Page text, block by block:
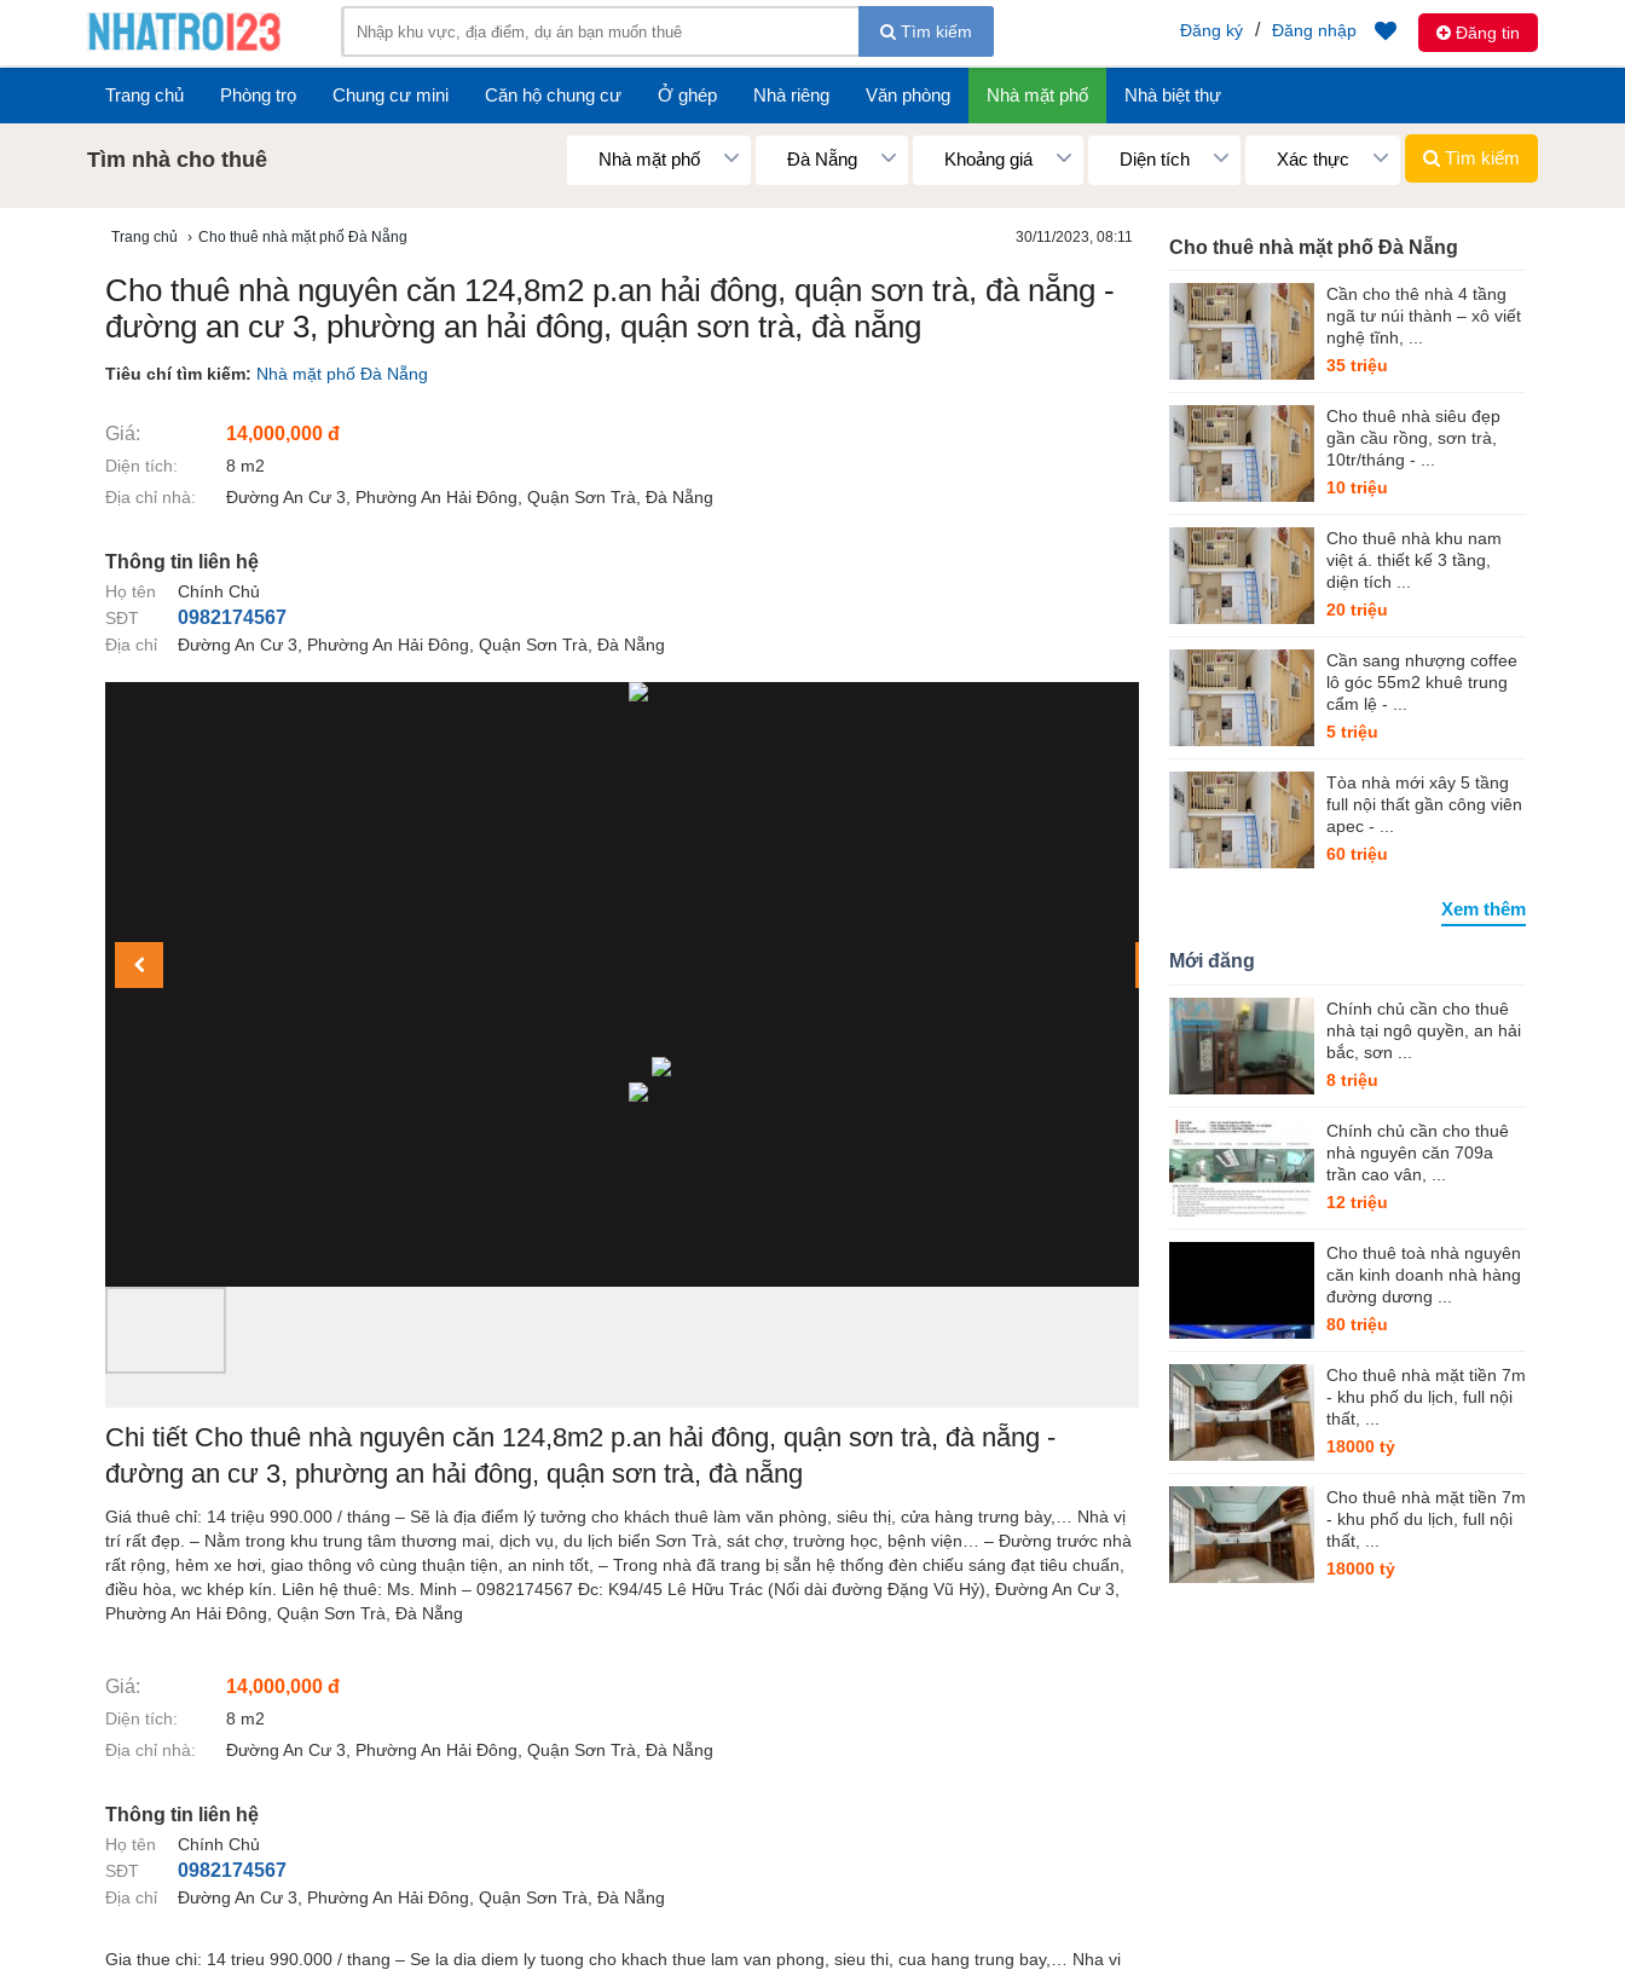
Tìm kiếm Đăng tin
Đăng nhập
/
Đăng ký
Trang chủ Phòng trọ Chung cư mini Căn hộ chung cư Ở ghép Nhà riêng Văn phòng Nhà mặt phố Nhà biệt thự
Tìm nhà cho thuê Nhà mặt phố Đà Nẵng Khoảng giá Diện tích Xác thực Tìm kiếm
Trang chủ › Cho thuê nhà mặt phố Đà Nẵng 30/11/2023, 08:11
Cho thuê nhà nguyên căn 124,8m2 p.an hải đông, quận sơn trà, đà nẵng -
đường an cư 3, phường an hải đông, quận sơn trà, đà nẵng
Tiêu chí tìm kiếm: Nhà mặt phố Đà Nẵng
Giá: 14,000,000 đ
Diện tích:
8 m2
Địa chỉ nhà:
Đường An Cư 3, Phường An Hải Đông, Quận Sơn Trà, Đà Nẵng
Thông tin liên hệ
Họ tên
Chính Chủ
SĐT
0982174567
Địa chỉ Đường An Cư 3, Phường An Hải Đông, Quận Sơn Trà, Đà Nẵng
Chi tiết Cho thuê nhà nguyên căn 124,8m2 p.an hải đông, quận sơn trà, đà nẵng -
đường an cư 3, phường an hải đông, quận sơn trà, đà nẵng
Giá thuê chỉ: 14 triệu 990.000 / tháng – Sẽ là địa điểm lý tưởng cho khách thuê làm văn phòng, siêu thị, cửa hàng trưng bày,… Nhà vị
trí rất đẹp. – Nằm trong khu trung ​tâm thương mai, dịch vụ, du lịch biển Sơn Trà, sát chợ, trường học, bệnh viện… – Đường trước nhà
rất rộng, hẻm xe hơi, giao thông vô cùng thuận tiện, an ninh tốt, – Trong nhà đã trang bị sẵn hệ thống đèn chiếu sáng đạt tiêu chuẩn,
điều hòa, wc khép kín. Liên hệ thuê: Ms. Minh – 0982174567 Đc: K94/45 Lê Hữu Trác (Nối dài đường Đặng Vũ Hỷ), Đường An Cư 3,
Phường An Hải Đông, Quận Sơn Trà, Đà Nẵng
Giá: 14,000,000 đ
Diện tích:
8 m2
Địa chỉ nhà:
Đường An Cư 3, Phường An Hải Đông, Quận Sơn Trà, Đà Nẵng
Thông tin liên hệ
Họ tên
Chính Chủ
SĐT
0982174567
Địa chỉ Đường An Cư 3, Phường An Hải Đông, Quận Sơn Trà, Đà Nẵng
Gia thue chi: 14 trieu 990.000 / thang – Se la dia diem ly tuong cho khach thue lam van phong, sieu thi, cua hang trung bay,… Nha vi
Cho thuê nhà mặt phố Đà Nẵng
Cần cho thê nhà 4 tầng
ngã tư núi thành – xô viết
nghệ tĩnh, ...
35 triệu
Cho thuê nhà siêu đẹp
gần cầu rồng, sơn trà,
10tr/tháng - ...
10 triệu
Cho thuê nhà khu nam
việt á. thiết kế 3 tầng,
diện tích ...
20 triệu
Cần sang nhượng coffee
lô góc 55m2 khuê trung
cẩm lệ - ...
5 triệu
Tòa nhà mới xây 5 tầng
full nội thất gần công viên
apec - ...
60 triệu
Xem thêm
Mới đăng
Chính chủ cần cho thuê
nhà tại ngô quyền, an hải
bắc, sơn ...
8 triệu
Chính chủ cần cho thuê
nhà nguyên căn 709a
trần cao vân, ...
12 triệu
Cho thuê toà nhà nguyên
căn kinh doanh nhà hàng
đường dương ...
80 triệu
Cho thuê nhà mặt tiền 7m
- khu phố du lịch, full nội
thất, ...
18000 tỷ
Cho thuê nhà mặt tiền 7m
- khu phố du lịch, full nội
thất, ...
18000 tỷ